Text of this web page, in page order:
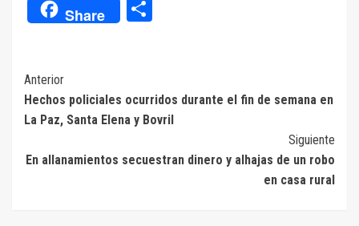
Share
Navegación
de
entradas
Anterior
Hechos policiales ocurridos durante el fin de semana en
La Paz, Santa Elena y Bovril
Siguiente
En allanamientos secuestran dinero y alhajas de un robo
en casa rural